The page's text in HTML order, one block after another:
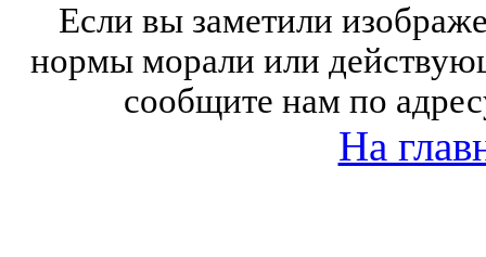
Если вы заметили
нормы морали или
сообщите нам по
На